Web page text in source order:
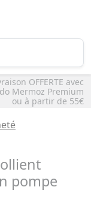
OFFERTE avec
Mermoz Premium
ou à partir de 55€
pompe